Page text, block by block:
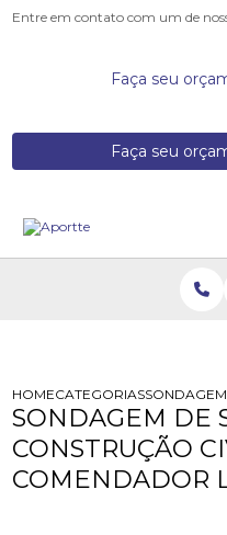
Entre em contato com um de
Faça seu
Faça seu
HOMECATEGORIAS
SONDAGEM DE
CONSTRUÇÃO
COMENDADOR